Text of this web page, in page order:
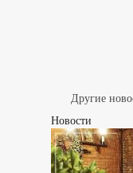
Другие
Новости